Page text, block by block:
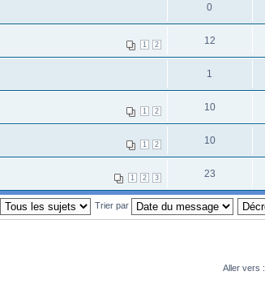
0
1 2 12
1
1 2 10
1 2 10
1 2 3 23
Trier par
Aller vers :